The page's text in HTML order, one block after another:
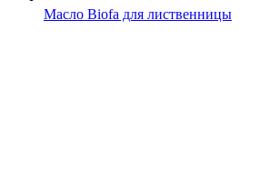
Масло Biofa для лиственницы